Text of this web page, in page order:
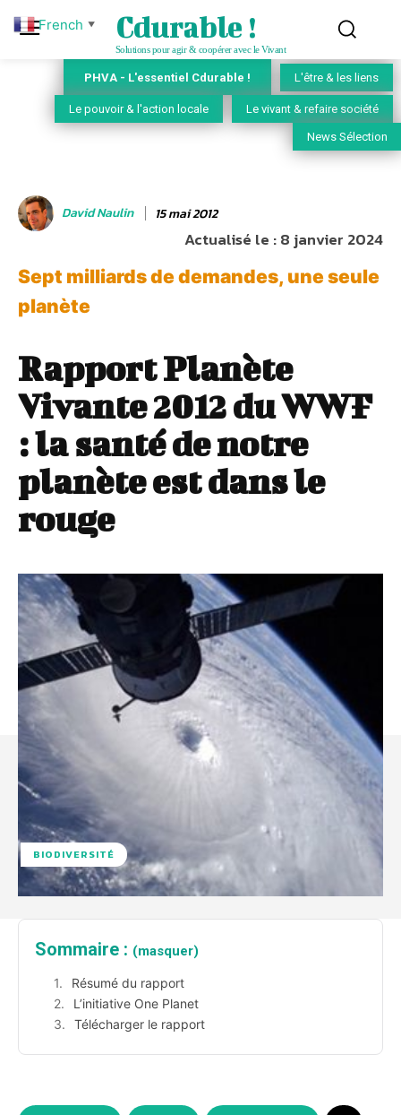
Cdurable !
Solutions pour agir & coopérer avec le Vivant
PHVA - L'essentiel Cdurable ! L'être & les liens
Le pouvoir & l'action locale Le vivant & refaire société
News Sélection
David Naulin 15 mai 2012
Actualisé le :8 janvier 2024
Sept milliards de demandes, une seule
planète
Rapport Planète
Vivante 2012 du WWF
: la santé de notre
planète est dans le
rouge
BIODIVERSITÉ
Sommaire : (masquer)
Résumé du rapport
L’initiative One Planet
Télécharger le rapport
French ▼